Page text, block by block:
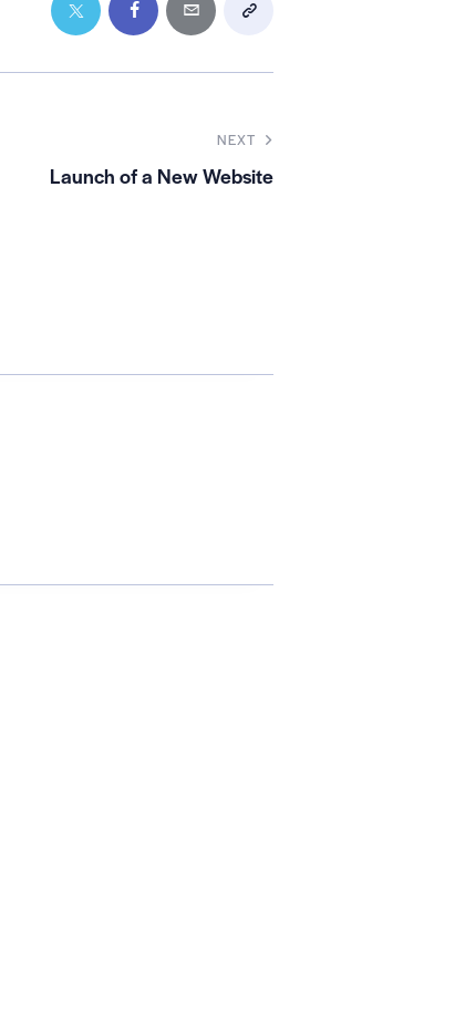
NEXT
Launch of a New Website